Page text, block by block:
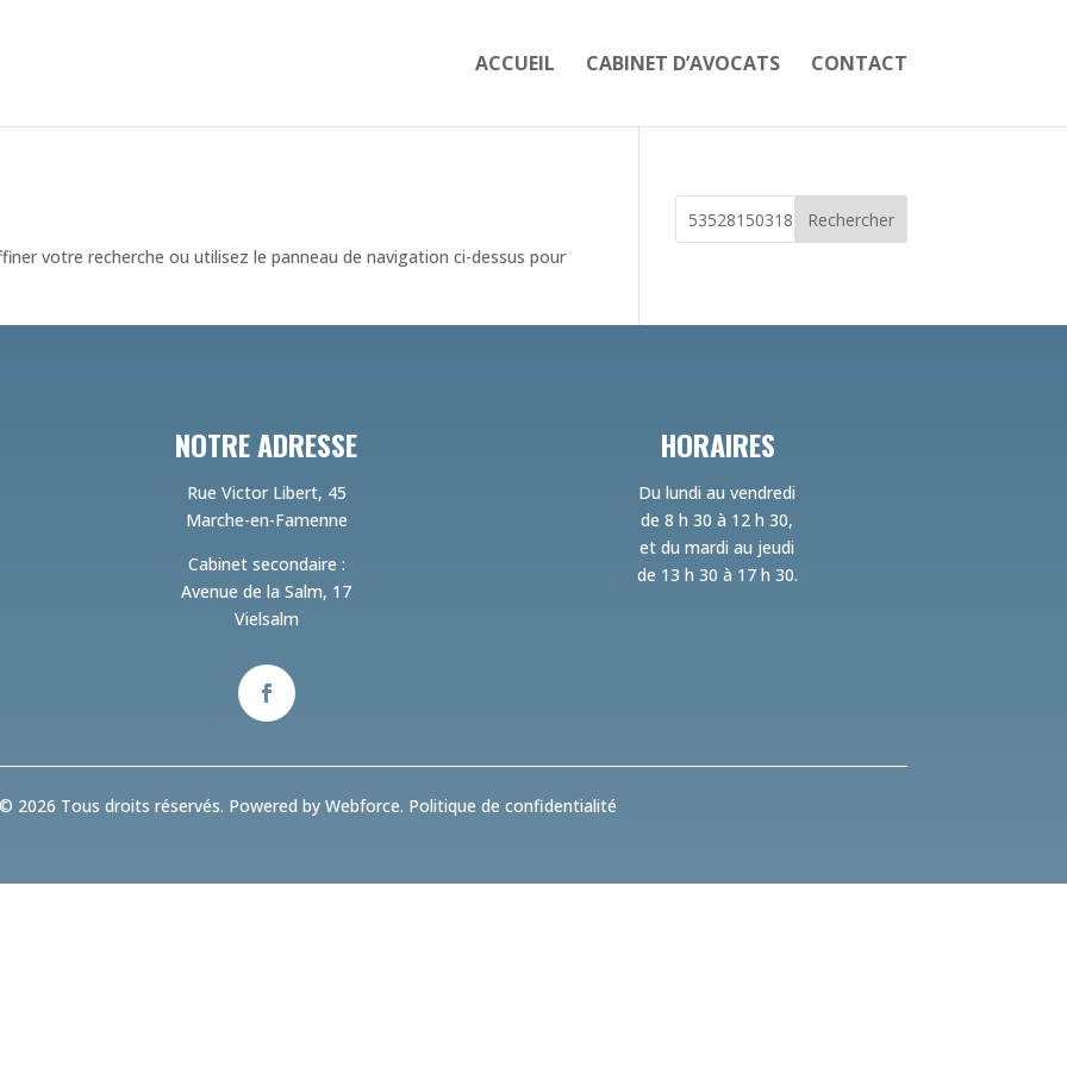
ACCUEIL CABINET D’AVOCATS CONTACT
votre recherche ou utilisez le panneau de navigation ci-dessus pour
Rechercher
NOTRE ADRESSE
Rue Victor Libert, 45
Marche-en-Famenne
Cabinet secondaire :
Avenue de la Salm, 17
Vielsalm
HORAIRES
Du lundi au vendredi
de 8 h 30 à 12 h 30,
et du mardi au jeudi
de 13 h 30 à 17 h 30.
2026 Tous droits réservés. Powered by Webforce. Politique de confidentialité